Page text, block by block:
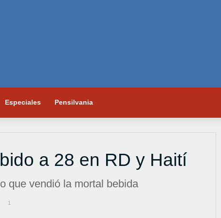
Especiales Pensilvania
a 28 en RD y Haití
que vendió la mortal bebida
1